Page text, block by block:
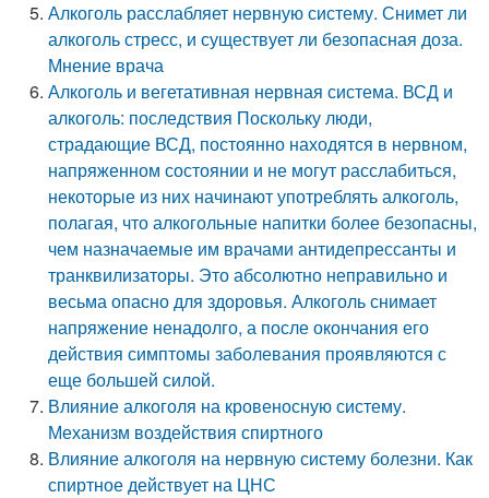
Алкоголь расслабляет нервную систему. Снимет ли
алкоголь стресс, и существует ли безопасная доза.
Мнение врача
Алкоголь и вегетативная нервная система. ВСД и
алкоголь: последствия Поскольку люди,
страдающие ВСД, постоянно находятся в нервном,
напряженном состоянии и не могут расслабиться,
некоторые из них начинают употреблять алкоголь,
полагая, что алкогольные напитки более безопасны,
чем назначаемые им врачами антидепрессанты и
транквилизаторы. Это абсолютно неправильно и
весьма опасно для здоровья. Алкоголь снимает
напряжение ненадолго, а после окончания его
действия симптомы заболевания проявляются с
еще большей силой.
Влияние алкоголя на кровеносную систему.
Механизм воздействия спиртного
Влияние алкоголя на нервную систему болезни. Как
спиртное действует на ЦНС